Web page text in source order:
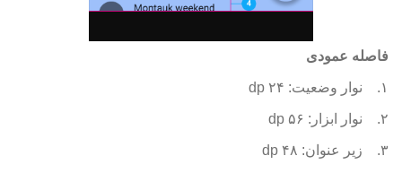
فاصله عمودی
۱. نوار وضعیت: ۲۴ dp
۲. نوار ابزار: ۵۶ dp
۳. زیر عنوان: ۴۸ dp